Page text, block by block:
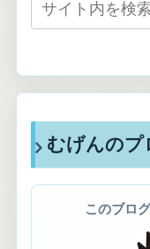
むげんのプ
このブロ